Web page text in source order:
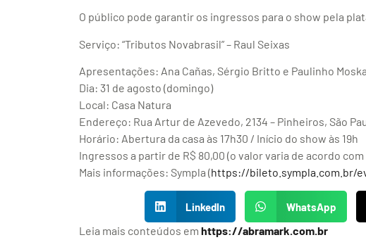
O público pode garantir os ingressos para o show pela
Serviço: “Tributos Novabrasil” – Raul Seixas
Apresentações: Ana Cañas, Sérgio Britto e Paulinho Moska
Dia: 31 de agosto (domingo)
Local: Casa Natura
Endereço: Rua Artur de Azevedo, 2134 – Pinheiros, São
Horário: Abertura da casa às 17h30 / Início do show às 19h
Ingressos a partir de R$ 80,00 (o valor varia de acordo
Mais informações: Sympla (https://bileto.sympla.com.br/
LinkedIn WhatsApp
Leia mais conteúdos em https://abramark.com.br